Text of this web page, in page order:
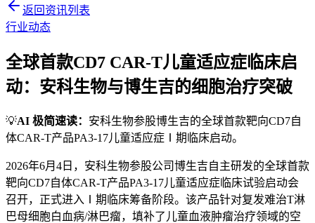
返回资讯列表
行业动态
全球首款CD7 CAR-T儿童适应症临床启
动：安科生物与博生吉的细胞治疗突破
💡AI 极简速读： 安科生物参股博生吉的全球首款靶向CD7自
体CAR-T产品PA3-17儿童适应症Ⅰ期临床启动。
2026年6月4日，安科生物参股公司博生吉自主研发的全球首款
靶向CD7自体CAR-T产品PA3-17儿童适应症临床试验启动会
召开，正式进入Ⅰ期临床筹备阶段。该产品针对复发难治T淋
巴母细胞白血病/淋巴瘤，填补了儿童血液肿瘤治疗领域的空